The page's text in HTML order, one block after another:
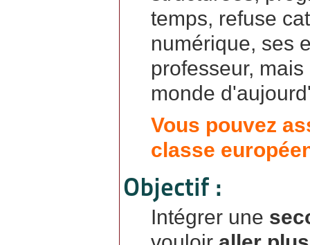
temps, refuse
numérique, ses
professeur,
monde
Vous pouvez
classe
Objectif :
Intégrer une